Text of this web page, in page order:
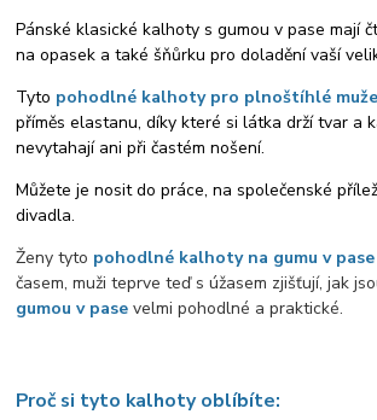
Pánské klasické kalhoty s gumou v pase mají
na opasek a také šňůrku pro doladění vaší
Tyto pohodlné kalhoty pro plnoštíhlé muže
příměs elastanu, díky které si látka drží tvar a
nevytahají ani při častém nošení.
Můžete je nosit do práce, na společenské
divadla.
Ženy tyto pohodlné kalhoty na gumu v pase
časem, muži teprve teď s úžasem zjišťují, jak
gumou v pase velmi pohodlné a praktické.
Proč si tyto kalhoty oblíbíte: